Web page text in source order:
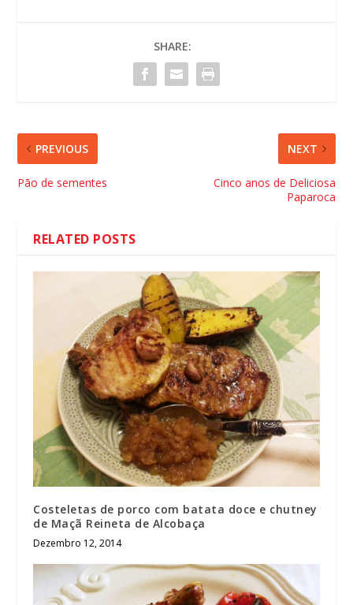
SHARE:
PREVIOUS
Pão de sementes
NEXT
Cinco anos de Deliciosa
Paparoca
RELATED POSTS
Costeletas de porco com batata doce e chutney
de Maçã Reineta de Alcobaça
Dezembro 12, 2014